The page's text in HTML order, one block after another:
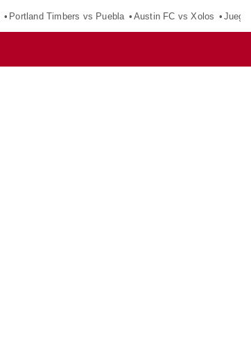
Portland Timbers vs Puebla Austin FC vs Xolos